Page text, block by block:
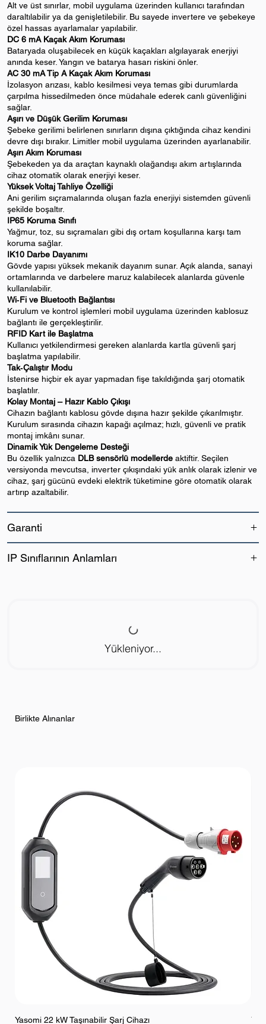
Birlikte Alınanlar
Yasomi 22 kW Taşınabilir Şarj Cihazı
Alt ve üst sınırlar, mobil uygulama üzerinden kullanıcı tarafından
daraltılabilir ya da genişletilebilir. Bu sayede invertere ve şebekeye
özel hassas ayarlamalar yapılabilir.
DC 6 mA Kaçak Akım Koruması
Bataryada oluşabilecek en küçük kaçakları algılayarak enerjiyi
anında keser. Yangın ve batarya hasarı riskini önler.
AC 30 mA Tip A Kaçak Akım Koruması
İzolasyon arızası, kablo kesilmesi veya temas gibi durumlarda
çarpılma hissedilmeden önce müdahale ederek canlı güvenliğini
sağlar.
Aşırı ve Düşük Gerilim Koruması
Şebeke gerilimi belirlenen sınırların dışına çıktığında cihaz kendini
devre dışı bırakır. Limitler mobil uygulama üzerinden ayarlanabilir.
Aşırı Akım Koruması
Şebekeden ya da araçtan kaynaklı olağandışı akım artışlarında
cihaz otomatik olarak enerjiyi keser.
Yüksek Voltaj Tahliye Özelliği
Ani gerilim sıçramalarında oluşan fazla enerjiyi sistemden güvenli
şekilde boşaltır.
IP65 Koruma Sınıfı
Yağmur, toz, su sıçramaları gibi dış ortam koşullarına karşı tam
koruma sağlar.
IK10 Darbe Dayanımı
Gövde yapısı yüksek mekanik dayanım sunar. Açık alanda, sanayi
ortamlarında ve darbelere maruz kalabilecek alanlarda güvenle
kullanılabilir.
Wi‑Fi ve Bluetooth Bağlantısı
Kurulum ve kontrol işlemleri mobil uygulama üzerinden kablosuz
bağlantı ile gerçekleştirilir.
RFID Kart ile Başlatma
Kullanıcı yetkilendirmesi gereken alanlarda kartla güvenli şarj
başlatma yapılabilir.
Tak‑Çalıştır Modu
İstenirse hiçbir ek ayar yapmadan fişe takıldığında şarj otomatik
başlatılır.
Kolay Montaj – Hazır Kablo Çıkışı
Cihazın bağlantı kablosu gövde dışına hazır şekilde çıkarılmıştır.
Kurulum sırasında cihazın kapağı açılmaz; hızlı, güvenli ve pratik
montaj imkânı sunar.
Dinamik Yük Dengeleme Desteği
Bu özellik yalnızca DLB sensörlü modellerde aktiftir. Seçilen
versiyonda mevcutsa, inverter çıkışındaki yük anlık olarak izlenir ve
cihaz, şarj gücünü evdeki elektrik tüketimine göre otomatik olarak
artırıp azaltabilir.
Garanti
IP Sınıflarının Anlamları
Yükleniyor...